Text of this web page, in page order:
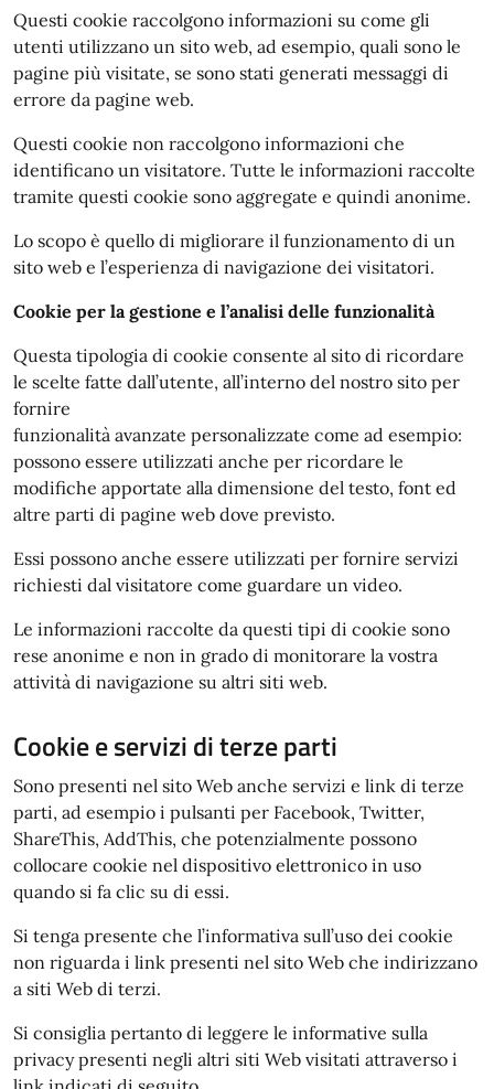
Questi cookie raccolgono informazioni su come gli
utenti utilizzano un sito web, ad esempio, quali sono le
pagine più visitate, se sono stati generati messaggi di
errore da pagine web.
Questi cookie non raccolgono informazioni che
identificano un visitatore. Tutte le informazioni raccolte
tramite questi cookie sono aggregate e quindi anonime.
Lo scopo è quello di migliorare il funzionamento di un
sito web e l’esperienza di navigazione dei visitatori.
Cookie per la gestione e l’analisi delle funzionalità
Questa tipologia di cookie consente al sito di ricordare
le scelte fatte dall’utente, all’interno del nostro sito per
fornire
funzionalità avanzate personalizzate come ad esempio:
possono essere utilizzati anche per ricordare le
modifiche apportate alla dimensione del testo, font ed
altre parti di pagine web dove previsto.
Essi possono anche essere utilizzati per fornire servizi
richiesti dal visitatore come guardare un video.
Le informazioni raccolte da questi tipi di cookie sono
rese anonime e non in grado di monitorare la vostra
attività di navigazione su altri siti web.
Cookie e servizi di terze parti
Sono presenti nel sito Web anche servizi e link di terze
parti, ad esempio i pulsanti per Facebook, Twitter,
ShareThis, AddThis, che potenzialmente possono
collocare cookie nel dispositivo elettronico in uso
quando si fa clic su di essi.
Si tenga presente che l’informativa sull’uso dei cookie
non riguarda i link presenti nel sito Web che indirizzano
a siti Web di terzi.
Si consiglia pertanto di leggere le informative sulla
privacy presenti negli altri siti Web visitati attraverso i